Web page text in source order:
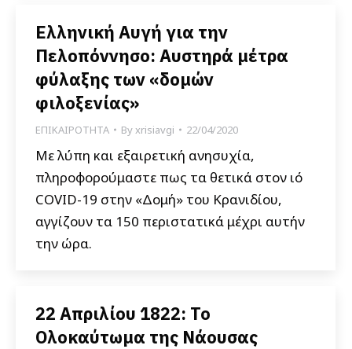
Ελληνική Αυγή για την
Πελοπόννησο: Αυστηρά μέτρα
φύλαξης των «δομών
φιλοξενίας»
ΕΠΙΚΑΙΡΟΤΗΤΑ Byxrisiavgi 22/04/2020
Με λύπη και εξαιρετική ανησυχία,
πληροφορούμαστε πως τα θετικά στον ιό
COVID-19 στην «Δομή» του Κρανιδίου,
αγγίζουν τα 150 περιστατικά μέχρι αυτήν
την ώρα.
22 Απριλίου 1822: Το
Ολοκαύτωμα της Νάουσας